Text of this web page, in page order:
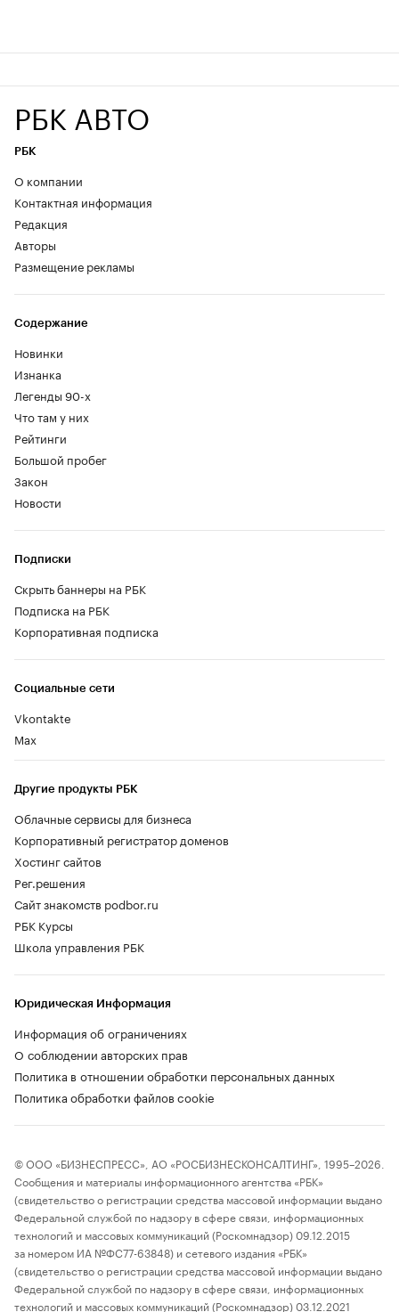
РБК АВТО
РБК
О компании
Контактная информация
Редакция
Авторы
Размещение рекламы
Содержание
Новинки
Изнанка
Легенды 90-х
Что там у них
Рейтинги
Большой пробег
Закон
Новости
Социальные сети
Vkontakte
Max
Другие продукты РБК
Облачные сервисы для бизнеса
Корпоративный регистратор доменов
Хостинг сайтов
Рег.решения
Сайт знакомств podbor.ru
РБК Курсы
Школа управления РБК
Подписки
Скрыть баннеры на РБК
Подписка на РБК
Корпоративная подписка
Юридическая Информация
Информация об ограничениях
О соблюдении авторских прав
Политика в отношении обработки персональных данных
Политика обработки файлов cookie
© ООО «БИЗНЕСПРЕСС», АО «РОСБИЗНЕСКОНСАЛТИНГ», 1995–2026.
Сообщения и материалы информационного агентства «РБК»
(свидетельство о регистрации средства массовой информации выдано
Федеральной службой по надзору в сфере связи, информационных
технологий и массовых коммуникаций (Роскомнадзор) 09.12.2015
за номером ИА №ФС77-63848) и сетевого издания «РБК»
(свидетельство о регистрации средства массовой информации выдано
Федеральной службой по надзору в сфере связи, информационных
технологий и массовых коммуникаций (Роскомнадзор) 03.12.2021